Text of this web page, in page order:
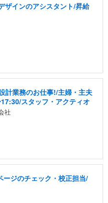
ザインのアシスタント/昇給
計業務のお仕事!/主婦・主夫
スタッフ・アクティオ
社
ジのチェック・校正担当/